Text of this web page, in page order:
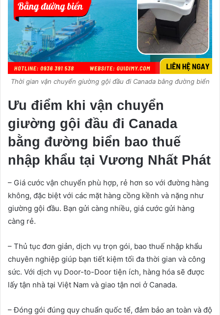
Thời gian vận chuyển giường gội đầu đi Canada bằng đường biển
Ưu điểm khi vận chuyển
giường gội đầu đi Canada
bằng đường biển bao thuế
nhập khẩu tại Vương Nhất Phát
– Giá cước vận chuyển phù hợp, rẻ hơn so với đường hàng
không, đặc biệt với các mặt hàng cồng kềnh và nặng như
giường gội đầu. Bạn gửi càng nhiều, giá cước gửi hàng
càng rẻ.
– Thủ tục đơn giản, dịch vụ trọn gói, bao thuế nhập khẩu
chuyên nghiệp giúp bạn tiết kiệm tối đa thời gian và công
sức. Với dịch vụ Door-to-Door tiện ích, hàng hóa sẽ được
lấy tận nhà tại Việt Nam và giao tận nơi ở Canada.
– Đóng gói đúng quy chuẩn quốc tể, đảm bảo an toàn và độ